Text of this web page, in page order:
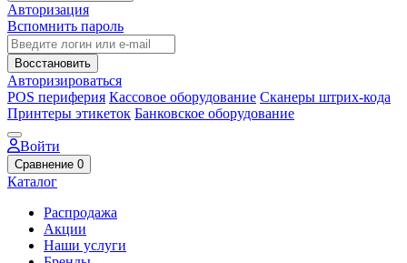
Авторизация
Вспомнить пароль
Восстановить
Авторизироваться
POS периферия Кассовое оборудование Сканеры штрих-кода
Принтеры этикеток Банковское оборудование
Войти
Сравнение 0
Каталог
Распродажа
Акции
Наши услуги